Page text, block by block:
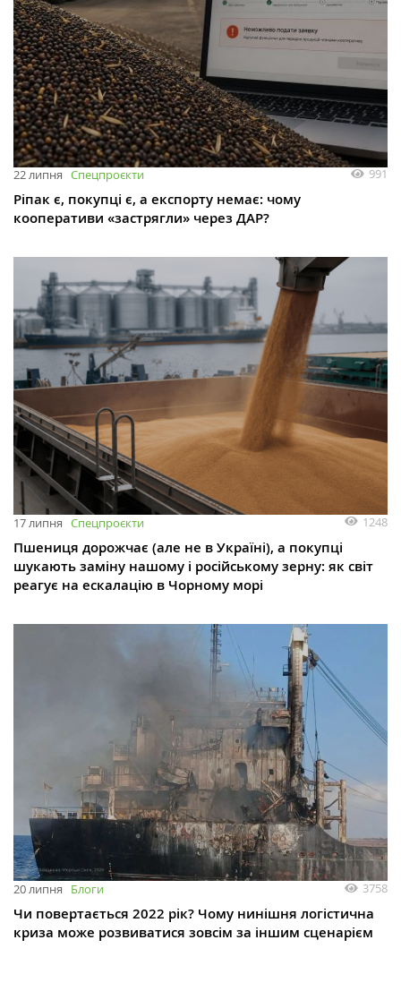
22 липня Спецпроєкти 991
Ріпак є, покупці є, а експорту немає: чому
кооперативи «застрягли» через ДАР?
17 липня Спецпроєкти 1248
Пшениця дорожчає (але не в Україні), а покупці
шукають заміну нашому і російському зерну: як світ
реагує на ескалацію в Чорному морі
20 липня Блоги 3758
Чи повертається 2022 рік? Чому нинішня логістична
криза може розвиватися зовсім за іншим сценарієм